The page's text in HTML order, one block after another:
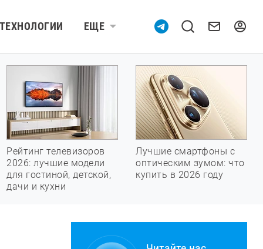
ТЕХНОЛОГИИ ЕЩЕ
Рейтинг телевизоров
2026: лучшие модели
для гостиной, детской,
дачи и кухни
Лучшие смартфоны с
оптическим зумом: что
купить в 2026 году